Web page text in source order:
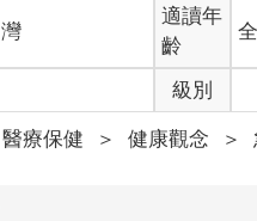
神經系統的運作機制，與兩者
當時而言，就好像一道電光突然
年透過科學的驗證，設計出各
到副交感神經系統帶來的全身放
單的情緒管理練習、身體的拉
《靜坐》各個作品和活動也帶出
適讀年
齡
級別
醫療保健 ＞ 健康觀念 ＞